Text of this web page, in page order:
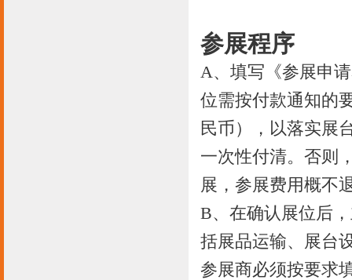
参展程序
A、填写《参展申
位需按付款通知的
民币），以落实展
一次性付清。否则
展，参展费用概不
B、在确认展位后
括展品运输、展台
参展商必须按要求